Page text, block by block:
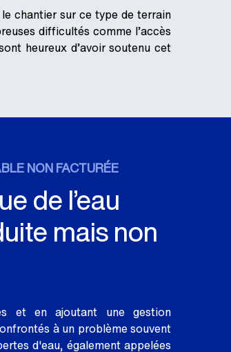
chantier sur ce type de terrain
difficultés comme l’accès
heureux d’avoir soutenu cet
NON FACTURÉE
de l’eau
mais non
et en ajoutant une gestion
à un problème souvent
d'eau, également appelées